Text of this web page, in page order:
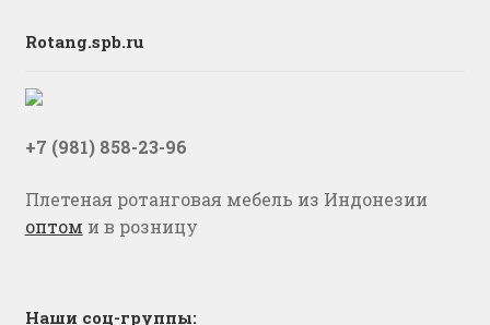
Rotang.spb.ru
+7 (981) 858-23-96
Плетеная ротанговая мебель из Индонезии
оптом и в розницу
Наши соц-группы: